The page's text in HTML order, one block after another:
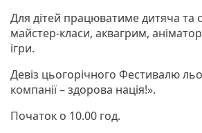
Для дітей працюватиме дитяча та
майстер-класи, аквагрим,
ігри.
Девіз цьогорічного Фестивалю
компанії – здорова нація!».
Початок о 10.00 год.